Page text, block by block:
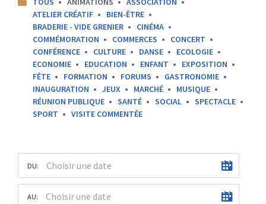
ATELIER CRÉATIF
BIEN-ÊTRE
BRADERIE - VIDE GRENIER
CINÉMA
COMMÉMORATION
COMMERCES
CONCERT
CONFÉRENCE
CULTURE DANSE
ECOLOGIE
ECONOMIE
EDUCATION ENFANT
EXPOSITION
FÊTE
FORMATION FORUMS
GASTRONOMIE
INAUGURATION
JEUX MARCHÉ
MUSIQUE
RÉUNION PUBLIQUE
SANTÉ SOCIAL
SPECTACLE
SPORT
VISITE COMMENTÉE
DU:
AU: